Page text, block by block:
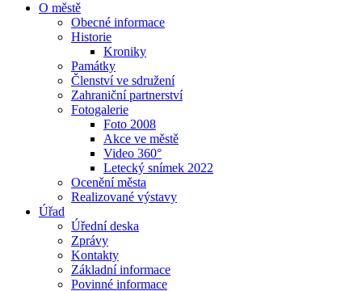
O městě
Obecné informace
Historie
Kroniky
Památky
Členství ve sdružení
Zahraniční partnerství
Fotogalerie
Foto 2008
Akce ve městě
Video 360°
Letecký snímek 2022
Ocenění města
Realizované výstavy
Úřad
Úřední deska
Zprávy
Kontakty
Základní informace
Povinné informace